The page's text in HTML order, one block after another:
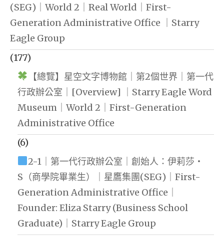
(SEG)｜World 2｜Real World｜First-
Generation Administrative Office ｜Starry
Eagle Group
(177)
【總覽】星空文字博物館｜第2個世界｜第一代
行政辦公室｜[Overview] ｜Starry Eagle Word
Museum｜World 2｜First-Generation
Administrative Office
(6)
2-1｜第一代行政辦公室｜創始人：伊莉莎・
S（商學院畢業生）｜星鷹集團(SEG)｜First-
Generation Administrative Office｜
Founder: Eliza Starry (Business School
Graduate)｜Starry Eagle Group